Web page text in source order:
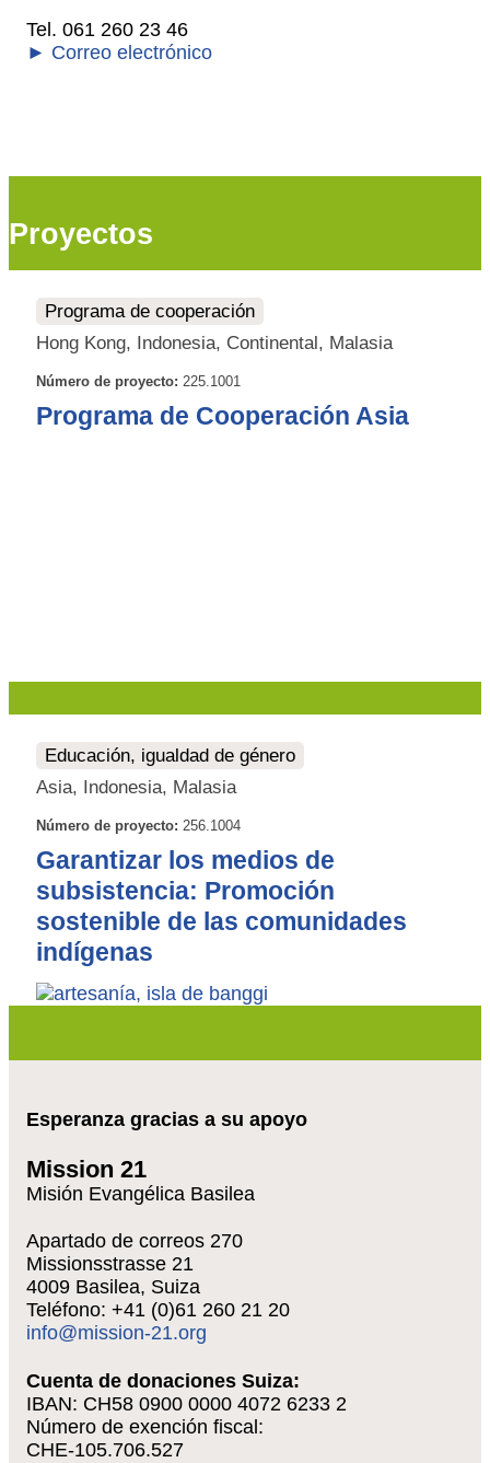
Tel. 061 260 23 46
► Correo electrónico
Proyectos
Programa de cooperación
Hong Kong, Indonesia, Continental, Malasia
Número de proyecto: 225.1001
Programa de Cooperación Asia
Educación, igualdad de género
Asia, Indonesia, Malasia
Número de proyecto: 256.1004
Garantizar los medios de
subsistencia: Promoción
sostenible de las comunidades
indígenas
Esperanza gracias a su apoyo
Mission 21
Misión Evangélica Basilea
Apartado de correos 270
Missionsstrasse 21
4009 Basilea, Suiza
Teléfono: +41 (0)61 260 21 20
info@mission-21.org
Cuenta de donaciones Suiza:
IBAN: CH58 0900 0000 4072 6233 2
Número de exención fiscal:
CHE-105.706.527